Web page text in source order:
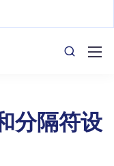
分隔符设